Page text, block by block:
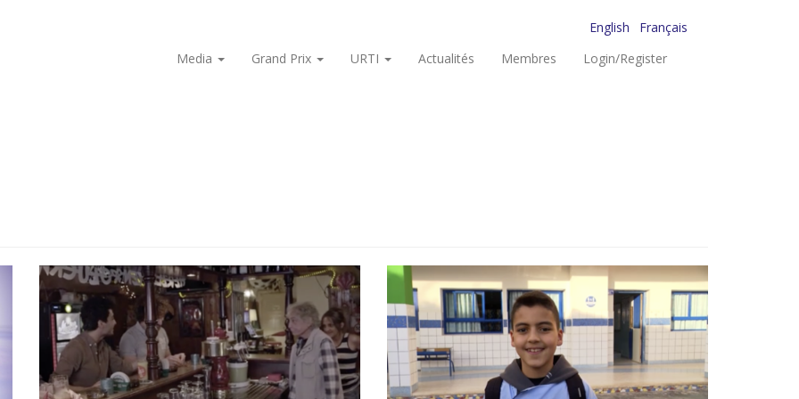
English
Français
Media
Grand Prix URTI Actualités Membres Login/Register